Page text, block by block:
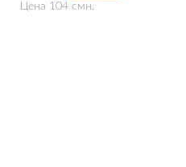
Цена 104 смн.